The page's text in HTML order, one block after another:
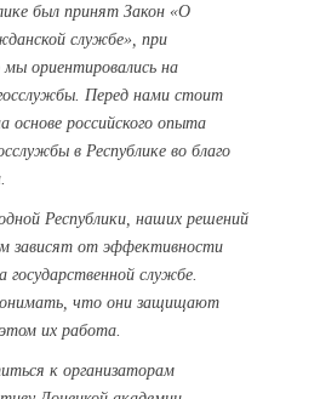
был принят Закон «О
службе», при
ориентировались на
Перед нами стоит
основе российского опыта
в Республике во благо
Республики, наших решений
зависят от эффективности
службе.
что они защищают
их работа.
к организаторам